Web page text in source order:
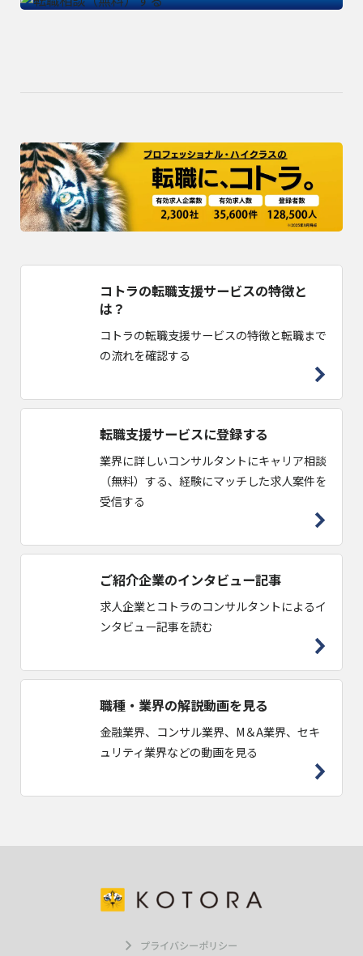
コトラの転職支援サービスの特徴と
は？
コトラの転職支援サービスの特徴と転職まで
の流れを確認する
転職支援サービスに登録する
業界に詳しいコンサルタントにキャリア相談
（無料）する、経験にマッチした求人案件を
受信する
ご紹介企業のインタビュー記事
求人企業とコトラのコンサルタントによるイ
ンタビュー記事を読む
職種・業界の解説動画を見る
金融業界、コンサル業界、M＆A業界、セキ
ュリティ業界などの動画を見る
プライバシーポリシー